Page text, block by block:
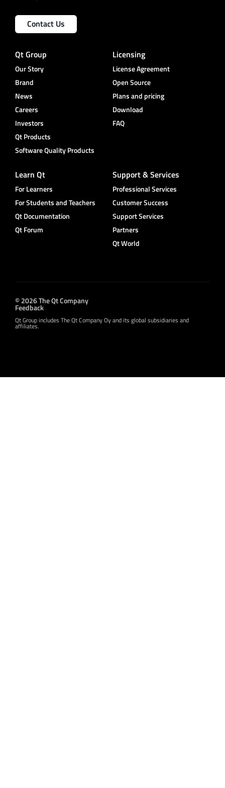
Contact Us
Qt Group
Our Story
Brand
News
Careers
Investors
Qt Products
Software Quality Products
Licensing
License Agreement
Open Source
Plans and pricing
Download
FAQ
Learn Qt
For Learners
For Students and Teachers
Qt Documentation
Qt Forum
Support & Services
Professional Services
Customer Success
Support Services
Partners
Qt World
© 2026 The Qt Company
Feedback
Qt Group includes The Qt Company Oy and its global subsidiaries and
affiliates.